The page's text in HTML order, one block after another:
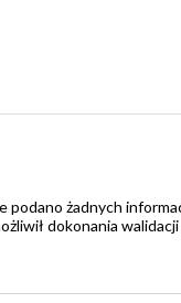
żadnych
dokonania